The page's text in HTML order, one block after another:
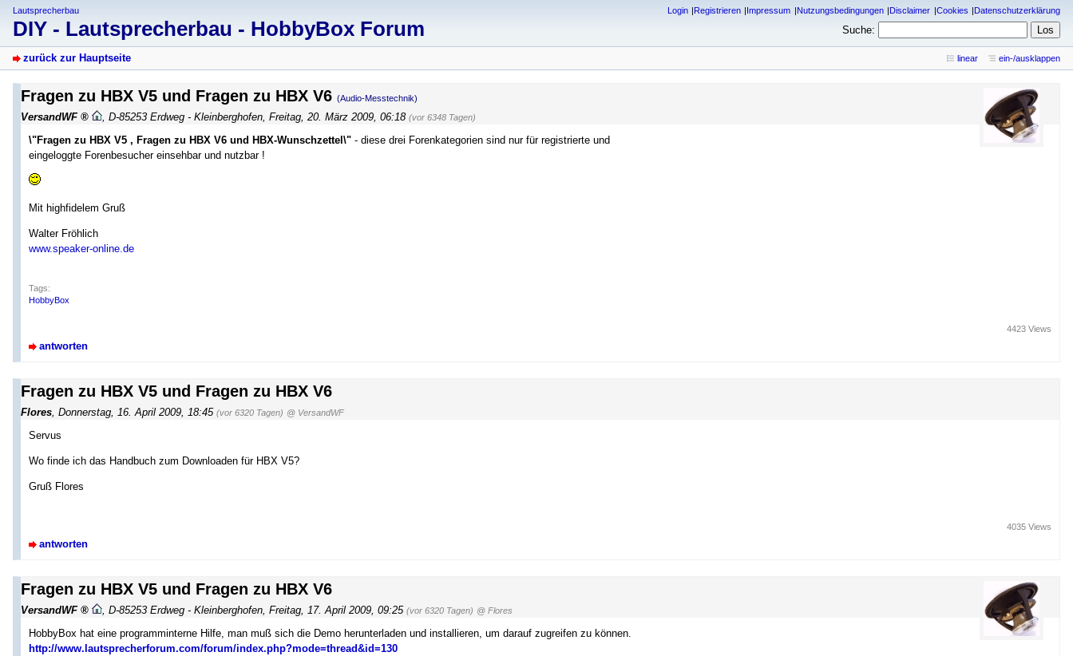
Lautsprecherbau
DIY - Lautsprecherbau - HobbyBox Forum
Login Registrieren Impressum Nutzungsbedingungen Disclaimer Cookies Datenschutzerklärung
Suche:
zurück zur Hauptseite linear ein-/ausklappen
Fragen zu HBX V5 und Fragen zu HBX V6 (Audio-Messtechnik)
VersandWF , D-85253 Erdweg - Kleinberghofen, Freitag, 20. März 2009, 06:18 (vor 6348 Tagen)
\"Fragen zu HBX V5 , Fragen zu HBX V6 und HBX-Wunschzettel\" - diese drei Forenkategorien sind nur für registrierte und
eingeloggte Forenbesucher einsehbar und nutzbar !
Mit highfidelem Gruß
Walter Fröhlich
www.speaker-online.de
Tags:
HobbyBox
antworten
4423 Views
Fragen zu HBX V5 und Fragen zu HBX V6
Flores Donnerstag, 16. April 2009, 18:45 (vor 6320 Tagen) @ VersandWF
Servus
Wo finde ich das Handbuch zum Downloaden für HBX V5?
Gruß Flores
antworten
4035 Views
Fragen zu HBX V5 und Fragen zu HBX V6
VersandWF , D-85253 Erdweg - Kleinberghofen, Freitag, 17. April 2009, 09:25 (vor 6320 Tagen) @ Flores
HobbyBox hat eine programminterne Hilfe, man muß sich die Demo herunterladen und installieren, um darauf zugreifen zu können.
http://www.lautsprecherforum.com/forum/index.php?mode=thread&id=130